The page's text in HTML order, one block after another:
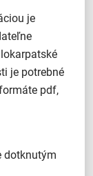
je
je potrebné
pdf,
dotknutým